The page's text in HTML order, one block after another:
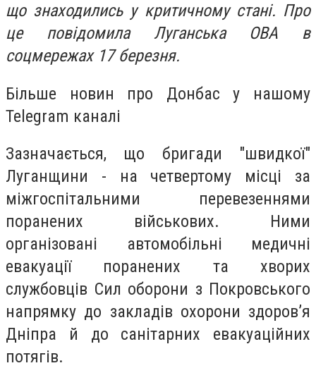
що знаходились у критичному стані. Про
це повідомила Луганська ОВА в
соцмережах 17 березня.
Більше новин про Донбас у нашому
Telegram каналі
Зазначається, що бригади "швидкої"
Луганщини - на четвертому місці за
міжгоспітальними перевезеннями
поранених військових. Ними
організовані автомобільні медичні
евакуації поранених та хворих
службовців Сил оборони з Покровського
напрямку до закладів охорони здоров’я
Дніпра й до санітарних евакуаційних
потягів.